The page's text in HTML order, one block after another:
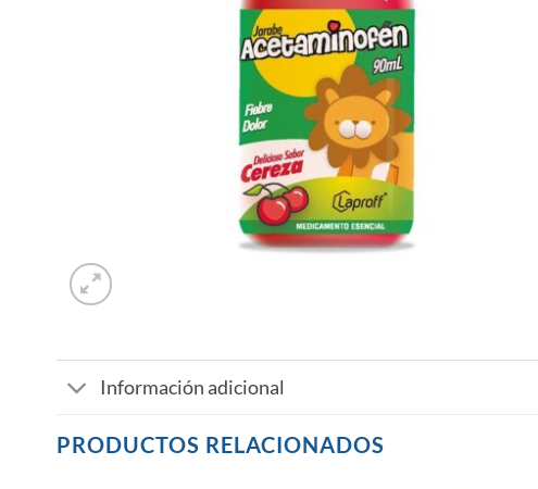
Información adicional
PRODUCTOS RELACIONADOS